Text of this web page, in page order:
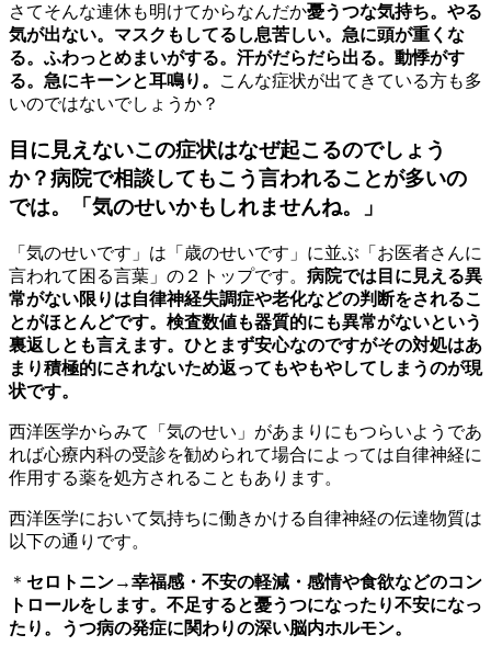
さてそんな連休も明けてからなんだか憂うつな気持ち。やる
気が出ない。マスクもしてるし息苦しい。急に頭が重くな
る。ふわっとめまいがする。汗がだらだら出る。動悸がす
る。急にキーンと耳鳴り。
こんな症状が出てきている方も多
いのではないでしょうか？
目に見えないこの症状はなぜ起こるのでしょう
か？病院で相談してもこう言われることが多いの
では。「気のせいかもしれませんね。」
「気のせいです」は「歳のせいです」に並ぶ「お医者さんに
言われて困る言葉」の２トップです。 病院では目に見える異
常がない限りは自律神経失調症や老化などの判断をされるこ
とがほとんどです。検査数値も器質的にも異常がないという
裏返しとも言えます。ひとまず安心なのですがその対処はあ
まり積極的にされないため返ってもやもやしてしまうのが現
状です。
西洋医学からみて「気のせい」があまりにもつらいようであ
れば心療内科の受診を勧められて場合によっては自律神経に
作用する薬を処方されることもあります。
西洋医学において気持ちに働きかける自律神経の伝達物質は
以下の通りです。
＊ セロトニン→幸福感・不安の軽減・感情や食欲などのコン
トロールをします。不足すると憂うつになったり不安になっ
たり。うつ病の発症に関わりの深い脳内ホルモン。